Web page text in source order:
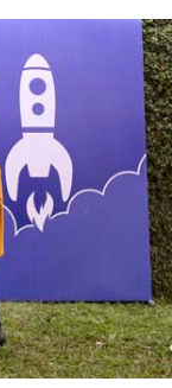
Thắng
đẹp
Đà